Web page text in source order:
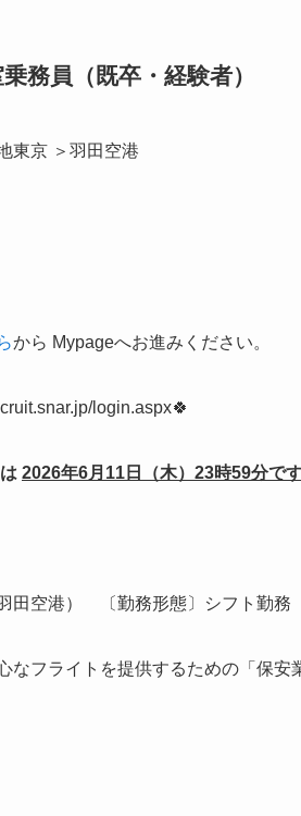
務員（既卒・経験者）
東京 ＞羽田空港
から Mypageへお進みください。
login.aspx🍀
2026年6月11日（木）23時59分で
田空港） 〔勤務形態〕シフト勤務
フライトを提供するための「保安